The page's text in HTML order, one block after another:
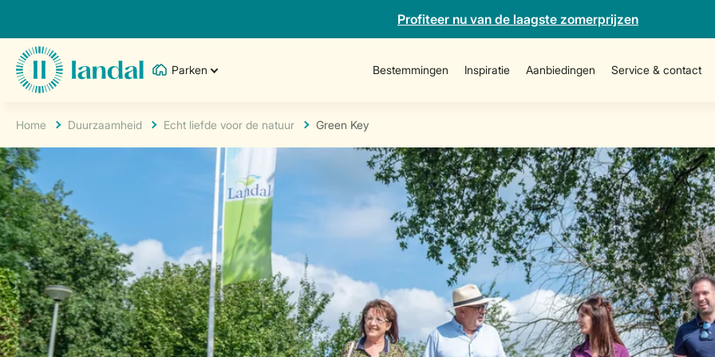
Profiteer nu van de laagste zomerprijzen
Parken Bestemmingen Inspiratie Aanbiedingen Service & contact
Home Duurzaamheid Echt liefde voor de natuur Green Key